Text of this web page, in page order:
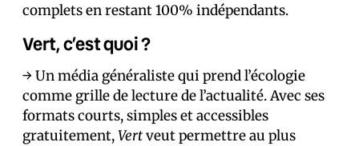
complets en restant 100% indépendants.
Vert, c’est quoi ?
→ Un média généraliste qui prend l’écologie
comme grille de lecture de l’actualité. Avec ses
formats courts, simples et accessibles
gratuitement,Vertveut permettre au plus